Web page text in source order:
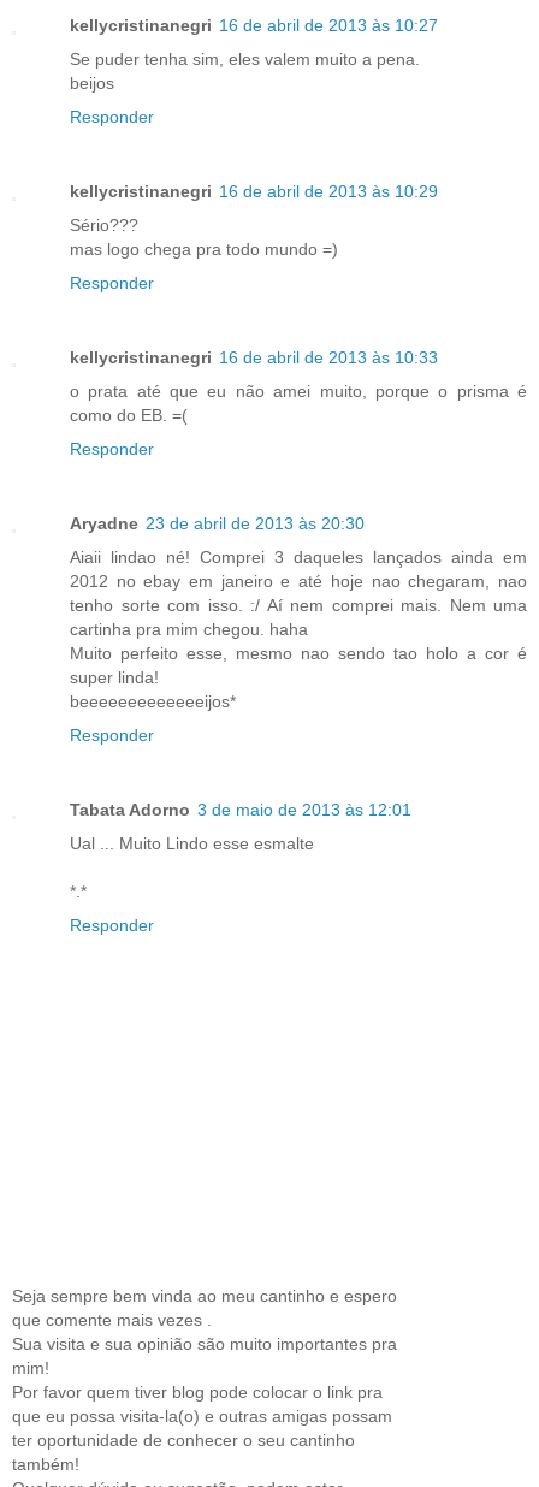
kellycristinanegri 16 de abril de 2013 às 10:27
Se puder tenha sim, eles valem muito a pena.
beijos
Responder
kellycristinanegri 16 de abril de 2013 às 10:29
Sério???
mas logo chega pra todo mundo =)
Responder
kellycristinanegri 16 de abril de 2013 às 10:33
o prata até que eu não amei muito, porque o prisma é
como do EB. =(
Responder
Aryadne 23 de abril de 2013 às 20:30
Aiaii lindao né! Comprei 3 daqueles lançados ainda em
2012 no ebay em janeiro e até hoje nao chegaram, nao
tenho sorte com isso. :/ Aí nem comprei mais. Nem uma
cartinha pra mim chegou. haha
Muito perfeito esse, mesmo nao sendo tao holo a cor é
super linda!
beeeeeeeeeeeeeijos*
Responder
Tabata Adorno 3 de maio de 2013 às 12:01
Ual ... Muito Lindo esse esmalte
*.*
Responder
Seja sempre bem vinda ao meu cantinho e espero
que comente mais vezes .
Sua visita e sua opinião são muito importantes pra
mim!
Por favor quem tiver blog pode colocar o link pra
que eu possa visita-la(o) e outras amigas possam
ter oportunidade de conhecer o seu cantinho
também!